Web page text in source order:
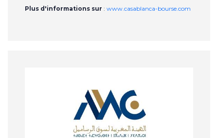
Plus d'informations sur : www.casablanca-bourse.com